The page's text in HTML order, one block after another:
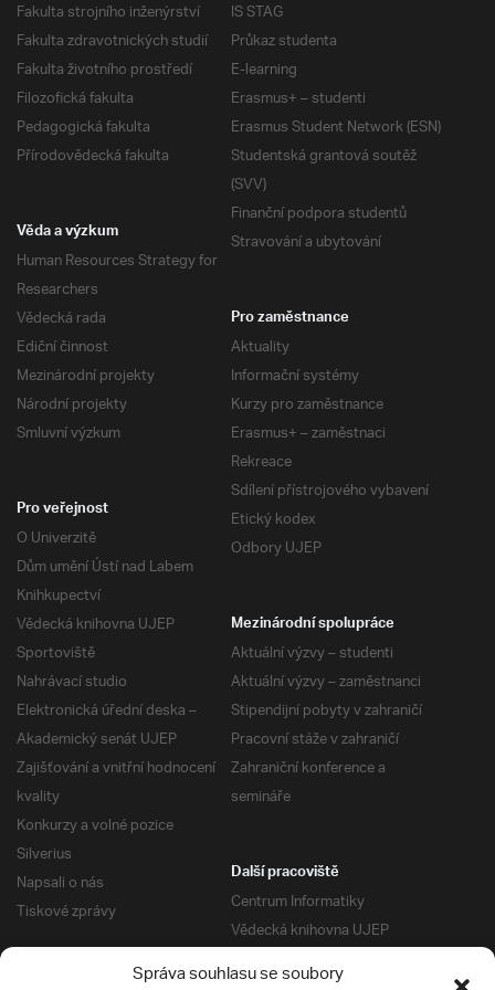
Správa souhlasu se soubory
Fakulta strojního inženýrství
Fakulta zdravotnických studií
Fakulta životního prostředí
Filozofická fakulta
Pedagogická fakulta
Přírodovědecká fakulta
IS STAG
Průkaz studenta
E-learning
Erasmus+ – studenti
Erasmus Student Network (ESN)
Studentská grantová soutěž
(SVV)
Finanční podpora studentů
Stravování a ubytování
Věda a výzkum
Human Resources Strategy for
Researchers
Vědecká rada
Ediční činnost
Mezinárodní projekty
Národní projekty
Smluvní výzkum
Pro zaměstnance
Aktuality
Informační systémy
Kurzy pro zaměstnance
Erasmus+ – zaměstnaci
Rekreace
Sdílení přístrojového vybavení
Etický kodex
Odbory UJEP
Pro veřejnost
O Univerzitě
Dům umění Ústí nad Labem
Knihkupectví
Vědecká knihovna UJEP
Sportoviště
Nahrávací studio
Elektronická úřední deska –
Akademický senát UJEP
Zajišťování a vnitřní hodnocení
kvality
Konkurzy a volné pozice
Silverius
Napsali o nás
Tiskové zprávy
Mezinárodní spolupráce
Aktuální výzvy – studenti
Aktuální výzvy – zaměstnanci
Stipendijní pobyty v zahraničí
Pracovní stáže v zahraničí
Zahraniční konference a
semináře
Další pracoviště
Centrum Informatiky
Vědecká knihovna UJEP
Správa kolejí a menz